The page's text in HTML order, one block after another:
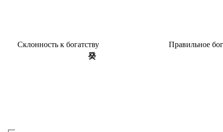
Склон­ность к богатству
Пра­виль­ное
癸